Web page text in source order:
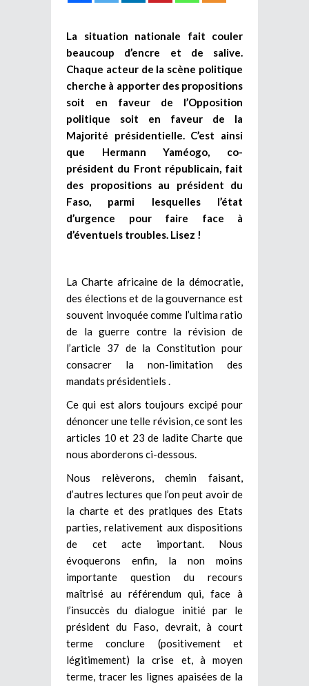
La situation nationale fait couler
beaucoup d’encre et de salive.
Chaque acteur de la scène politique
cherche à apporter des propositions
soit en faveur de l’Opposition
politique soit en faveur de la
Majorité présidentielle. C’est ainsi
que Hermann Yaméogo, co-
président du Front républicain, fait
des propositions au président du
Faso, parmi lesquelles l’état
d’urgence pour faire face à
d’éventuels troubles. Lisez !
La Charte africaine de la démocratie,
des élections et de la gouvernance est
souvent invoquée comme l’ultima ratio
de la guerre contre la révision de
l’article 37 de la Constitution pour
consacrer la non-limitation des
mandats présidentiels .
Ce qui est alors toujours excipé pour
dénoncer une telle révision, ce sont les
articles 10 et 23 de ladite Charte que
nous aborderons ci-dessous.
Nous relèverons, chemin faisant,
d’autres lectures que l’on peut avoir de
la charte et des pratiques des Etats
parties, relativement aux dispositions
de cet acte important. Nous
évoquerons enfin, la non moins
importante question du recours
maîtrisé au référendum qui, face à
l’insuccès du dialogue initié par le
président du Faso, devrait, à court
terme conclure (positivement et
légitimement) la crise et, à moyen
terme, tracer les lignes apaisées de la